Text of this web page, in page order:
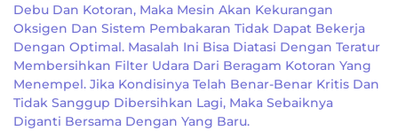
Debu Dan Kotoran, Maka Mesin Akan Kekurangan
Oksigen Dan Sistem Pembakaran Tidak Dapat Bekerja
Dengan Optimal. Masalah Ini Bisa Diatasi Dengan Teratur
Membersihkan Filter Udara Dari Beragam Kotoran Yang
Menempel. Jika Kondisinya Telah Benar-Benar Kritis Dan
Tidak Sanggup Dibersihkan Lagi, Maka Sebaiknya
Diganti Bersama Dengan Yang Baru.